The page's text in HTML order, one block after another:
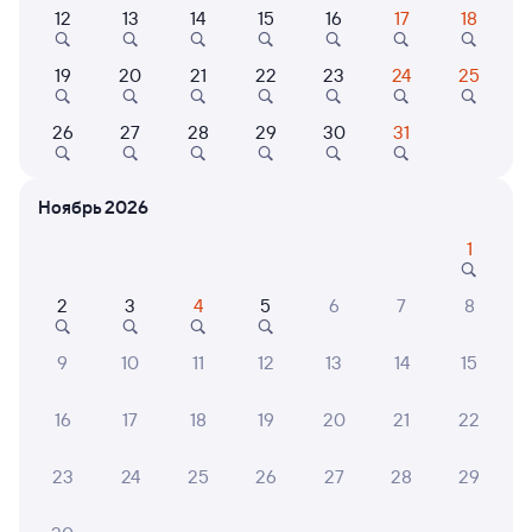
010Н Проходящий 6,3
08:24 17:00
Маршрут
Плацкарт
от 2 ⁠063 ⁠₽
Купе
2 ⁠590 ⁠₽ 10 ⁠716 ⁠₽
Выберите дату
Фирменный
12 13 14 15 16 17 18
19 20 21 22 23 24 25
26 27 28 29 30 31
Ноябрь 2026
1
2 3 4 5 6 7 8
9 10 11 12 13 14 15
16 17 18 19 20 21 22
23 24 25 26 27 28 29